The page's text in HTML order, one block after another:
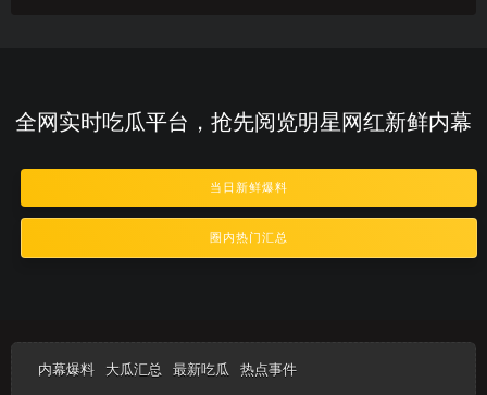
全网实时吃瓜平台，抢先阅览明星网红新鲜内幕
当日新鲜爆料
圈内热门汇总
内幕爆料 大瓜汇总 最新吃瓜 热点事件